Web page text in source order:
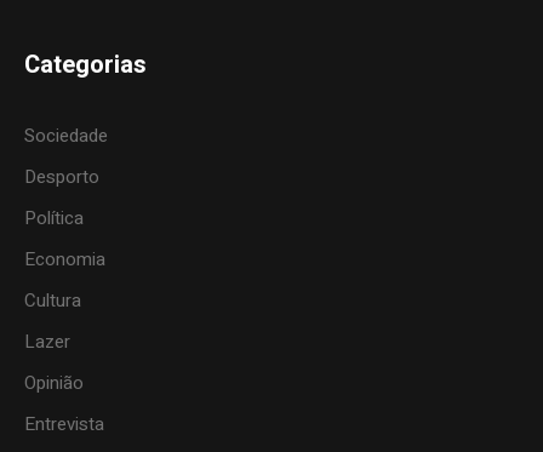
Categorias
Sociedade
Desporto
Política
Economia
Cultura
Lazer
Opinião
Entrevista